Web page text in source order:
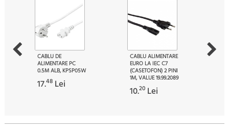
CABLU DE
ALIMENTARE PC
0.5M ALB, KPSP05W
17.48 Lei
CABLU ALIMENTARE
EURO LA IEC C7
(CASETOFON) 2 PINI
1M, VALUE 19.99.2089
10.20 Lei